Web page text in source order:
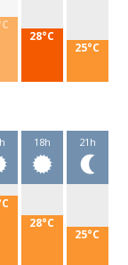
28°C
25°C
18h
28°C
21h
25°C